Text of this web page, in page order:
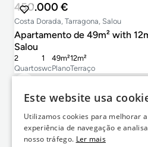
450.000 €
Costa Dorada, Tarragona, Salou
Apartamento de 49m² with
Salou
Quartos
2
wc
1
Plano
49m²
Terraço
12m²
Não é exactamente
Exibir
Este website usa
Utilizamos cookies para melhorar
experiência de navegação e
nosso tráfego. Ler mais